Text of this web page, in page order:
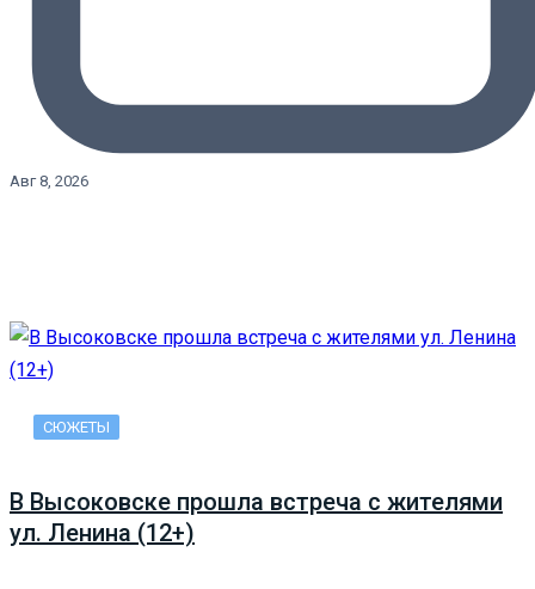
Авг 8, 2026
СЮЖЕТЫ
В Высоковске прошла встреча с жителями
ул. Ленина (12+)